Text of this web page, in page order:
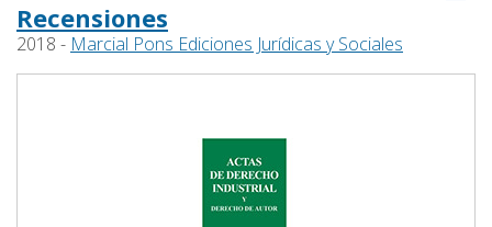
Recensiones
2018 - Marcial Pons Ediciones Jurídicas y Sociales